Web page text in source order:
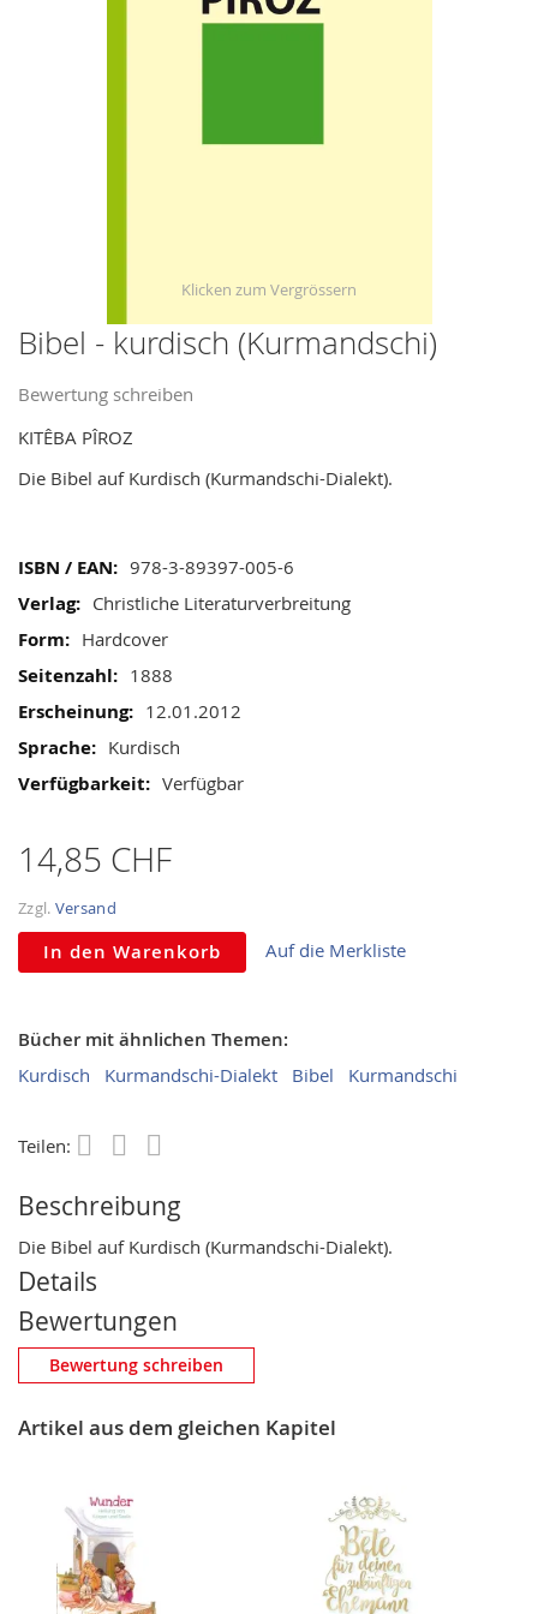
Bibel - kurdisch (Kurmandschi)
Bewertung schreiben
KITÊBA PÎROZ
Die Bibel auf Kurdisch (Kurmandschi-Dialekt).
Mehr
Informationen
978-3-89397-005-6
Christliche Literaturverbreitung
Hardcover
1888
12.01.2012
Kurdisch
Verfügbar
14,85 CHF
Zzgl. Versand
In den Warenkorb Auf die Merkliste
Bücher mit ähnlichen Themen:
Kurdisch Kurmandschi-Dialekt Bibel Kurmandschi
Teilen:
Skip
the
beginning
of
the
Beschreibung
Die Bibel auf Kurdisch (Kurmandschi-Dialekt).
Details
Bewertungen
Eigene Bewertung schreiben
Nickname
Zusammenfassung
Bewertung
Bewertung schreiben
Artikel aus dem gleichen Kapitel